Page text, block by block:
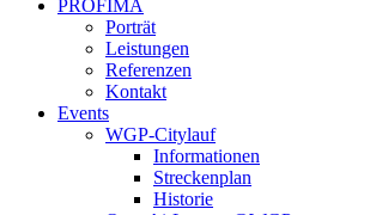
PROFIMA
Porträt
Leistungen
Referenzen
Kontakt
Events
WGP-Citylauf
Informationen
Streckenplan
Historie